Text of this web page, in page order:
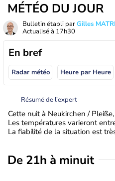
MÉTÉO DU JOUR
Bulletin établi parGilles
Actualisé à 17h30
En bref
Radar météo Heure par Heure
Résumé de l’expert
Cette nuit à Neukirchen /
Les températures varieront
La fiabilité de la situation est
De 21h à minuit